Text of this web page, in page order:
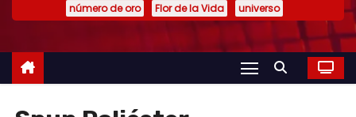
número de oro
Flor de la Vida universo